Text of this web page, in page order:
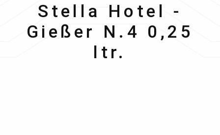
Villeroy & Boch
Stella Hotel -
Gießer N.4 0,25
ltr.